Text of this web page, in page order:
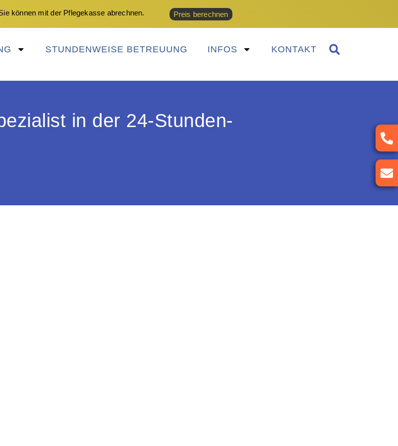
können mit der Pflegekasse abrechnen. Preis berechnen
STUNDENWEISE BETREUUNG INFOS KONTAKT
in der 24-Stunden-